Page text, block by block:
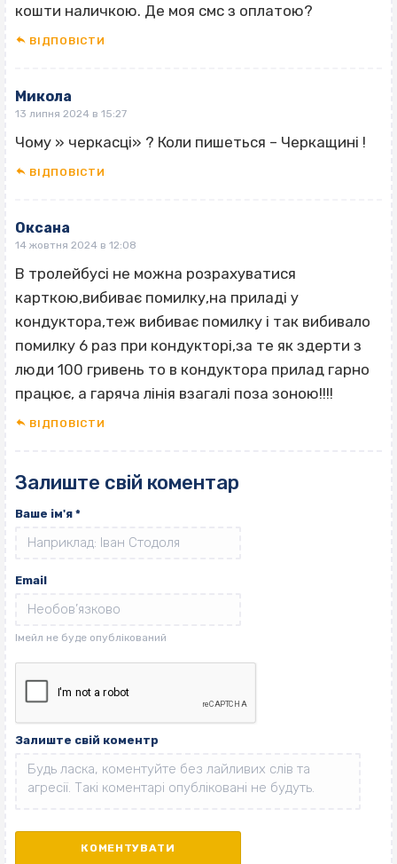
кошти наличкою. Де моя смс з оплатою?
ВІДПОВІCТИ
Микола
13 липня 2024 в 15:27
Чому » черкасці» ? Коли пишеться – Черкащині !
ВІДПОВІCТИ
Оксана
14 жовтня 2024 в 12:08
В тролейбусі не можна розрахуватися
карткою,вибиває помилку,на приладі у
кондуктора,теж вибиває помилку і так вибивало
помилку 6 раз при кондукторі,за те як здерти з
люди 100 гривень то в кондуктора прилад гарно
працює, а гаряча лінія взагалі поза зоною!!!!
ВІДПОВІCТИ
Залиште свій коментар
Ваше ім'я *
Email
Залиште свій коментр